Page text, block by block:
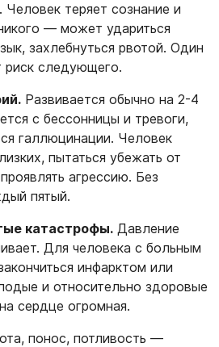
теряет сознание и
— может удариться
захлебнуться рвотой. Один
риск следующего.
Развивается обычно на 2-4
с бессонницы и тревоги,
галлюцинации. Человек
пытаться убежать от
агрессию. Без
пятый.
катастрофы. Давление
Для человека с больным
инфарктом или
и относительно здоровые
сердце огромная.
понос, потливость —